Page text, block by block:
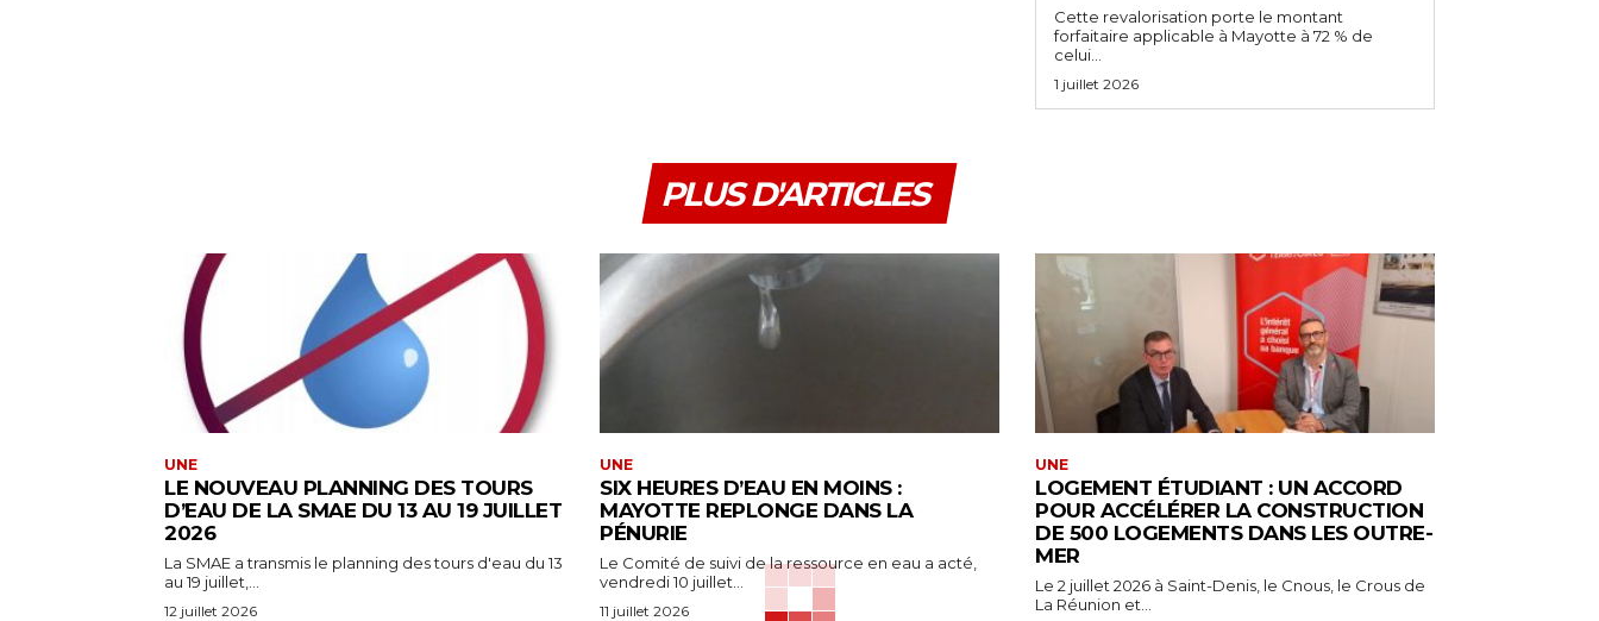
Cette revalorisation porte le montant
forfaitaire applicable à Mayotte à 72 % de
celui...
1 juillet 2026
PLUS D'ARTICLES
UNE
LE NOUVEAU PLANNING DES TOURS
D’EAU DE LA SMAE DU 13 AU 19 JUILLET
2026
La SMAE a transmis le planning des tours d'eau du 13
au 19 juillet,...
12 juillet 2026
UNE
SIX HEURES D’EAU EN MOINS :
MAYOTTE REPLONGE DANS LA
PÉNURIE
Le Comité de suivi de la ressource en eau a acté,
vendredi 10 juillet...
11 juillet 2026
UNE
LOGEMENT ÉTUDIANT : UN ACCORD
POUR ACCÉLÉRER LA CONSTRUCTION
DE 500 LOGEMENTS DANS LES OUTRE-
MER
Le 2 juillet 2026 à Saint-Denis, le Cnous, le Crous de
La Réunion et...